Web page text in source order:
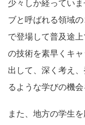
少々しか経ってい
ブと呼ばれる領域
で登場して普及途
の技術を素早くキ
出して、深く考え
るような学びの機
また、地方の学生